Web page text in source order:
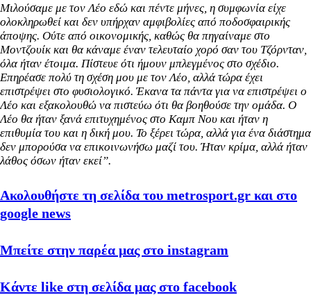
Μιλούσαμε με τον Λέο εδώ και πέντε μήνες, η συμφωνία είχε
ολοκληρωθεί και δεν υπήρχαν αμφιβολίες από ποδοσφαιρικής
άποψης. Ούτε από οικονομικής, καθώς θα πηγαίναμε στο
Μοντζουίκ και θα κάναμε έναν τελευταίο χορό σαν του Τζόρνταν,
όλα ήταν έτοιμα. Πίστευε ότι ήμουν μπλεγμένος στο σχέδιο.
Επηρέασε πολύ τη σχέση μου με τον Λέο, αλλά τώρα έχει
επιστρέψει στο φυσιολογικό. Έκανα τα πάντα για να επιστρέψει ο
Λέο και εξακολουθώ να πιστεύω ότι θα βοηθούσε την ομάδα. Ο
Λέο θα ήταν ξανά επιτυχημένος στο Καμπ Νου και ήταν η
επιθυμία του και η δική μου. Το ξέρει τώρα, αλλά για ένα διάστημα
δεν μπορούσα να επικοινωνήσω μαζί του. Ήταν κρίμα, αλλά ήταν
λάθος όσων ήταν εκεί”.
Ακολουθήστε τη σελίδα του metrosport.gr και στο
google news
Μπείτε στην παρέα μας στο instagram
Κάντε like στη σελίδα μας στο facebook